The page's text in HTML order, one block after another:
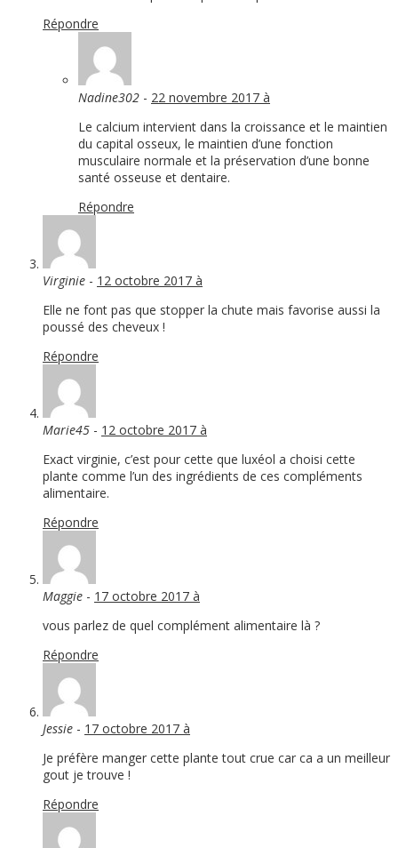
Répondre
Nadine302 - 22 novembre 2017 à
Le calcium intervient dans la croissance et le maintien
du capital osseux, le maintien d’une fonction
musculaire normale et la préservation d’une bonne
santé osseuse et dentaire.
Répondre
Virginie - 12 octobre 2017 à
Elle ne font pas que stopper la chute mais favorise aussi la
poussé des cheveux !
Répondre
Marie45 - 12 octobre 2017 à
Exact virginie, c’est pour cette que luxéol a choisi cette
plante comme l’un des ingrédients de ces compléments
alimentaire.
Répondre
Maggie - 17 octobre 2017 à
vous parlez de quel complément alimentaire là ?
Répondre
Jessie - 17 octobre 2017 à
Je préfère manger cette plante tout crue car ca a un meilleur
gout je trouve !
Répondre